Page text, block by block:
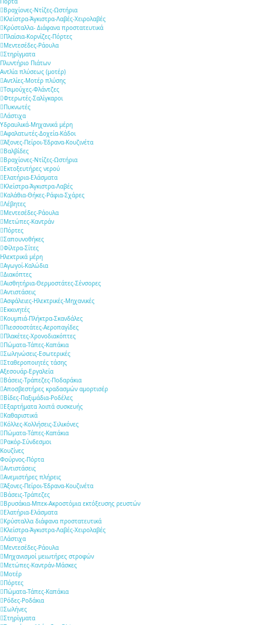
Βραχίονες-Ντίζες-Ωστήρια
Κλείστρα-Άγκιστρα-Λαβές-Χειρολαβές
Κρύσταλλα- Διάφανα προστατευτικά
Πλαίσια-Κορνίζες-Πόρτες
Μεντεσέδες-Ράουλα
Στηρίγματα
Πλυντήριο Πιάτων
Αντλία πλύσεως (μοτέρ)
Αντλίες-Μοτέρ πλύσης
Τσιμούχες-Φλάντζες
Φτερωτές-Σαλίγκαροι
Πυκνωτές
Λάστιχα
Υδραυλικά-Mηχανικά μέρη
Αφαλατωτές-Δοχεία-Κάδοι
Άξονες-Πείροι-Έδρανα-Κουζινέτα
Βαλβίδες
Βραχίονες-Ντίζες-Ωστήρια
Εκτοξευτήρες νερού
Ελατήρια-Ελάσματα
Κλείστρα-Άγκιστρα-Λαβές
Καλάθια-Θήκες-Ράφια-Σχάρες
Λέβητες
Μεντεσέδες-Ράουλα
Μετώπες-Καντράν
Πόρτες
Σαπουνοθήκες
Φίλτρα-Σίτες
Ηλεκτρικά μέρη
Αγωγοί-Καλώδια
Διακόπτες
Αισθητήρια-Θερμοστάτες-Σένσορες
Αντιστάσεις
Ασφάλειες-Ηλεκτρικές-Μηχανικές
Εκκινητές
Κουμπιά-Πλήκτρα-Σκανδάλες
Πιεσσοστάτες-Αεροπαγίδες
Πλακέτες-Χρονοδιακόπτες
Πώματα-Τάπες-Καπάκια
Σωληνώσεις-Εσωτερικές
Σταθεροποιητές τάσης
Αξεσουάρ-Εργαλεία
Βάσεις-Τράπεζες-Ποδαράκια
Αποσβεστήρες κραδασμών αμορτισέρ
Βίδες-Παξιμάδια-Ροδέλες
Εξαρτήματα λοιπά συσκευής
Καθαριστικά
Κόλλες-Κολλήσεις-Σιλικόνες
Πώματα-Τάπες-Καπάκια
Ρακόρ-Σύνδεσμοι
Κουζίνες
Φούρνος-Πόρτα
Αντιστάσεις
Ανεμιστήρες πλήρεις
Άξονες-Πείροι-Έδρανα-Κουζινέτα
Βάσεις-Τράπεζες
Βρυσάκια-Μπεκ-Ακροστόμια εκτόξευσης ρευστών
Ελατήρια-Ελάσματα
Κρύσταλλα διάφανα προστατευτικά
Κλείστρα-Άγκιστρα-Λαβές-Χειρολαβές
Λάστιχα
Μεντεσέδες-Ράουλα
Μηχανισμοί μειωτήρες στροφών
Μετώπες-Καντράν-Μάσκες
Μοτέρ
Πόρτες
Πώματα-Τάπες-Καπάκια
Ρόδες-Ροδάκια
Σωλήνες
Στηρίγματα